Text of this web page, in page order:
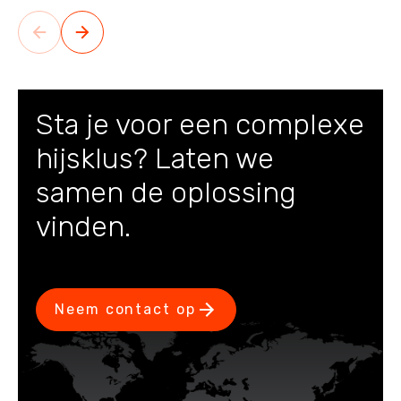
Sta je voor een complexe
hijsklus? Laten we
samen de oplossing
vinden.
Neem contact op